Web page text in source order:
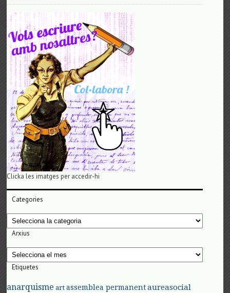
Clicka les imatges per accedir-hi
Categories
Categories
Arxius
Arxius
Etiquetes
anarquisme art assemblea permanent aureasocial